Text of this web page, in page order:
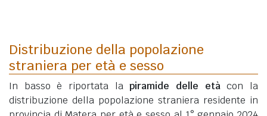
Distribuzione della popolazione
straniera per età e sesso
In basso è riportata lapiramide delle etàcon la
distribuzione della popolazione straniera residente in